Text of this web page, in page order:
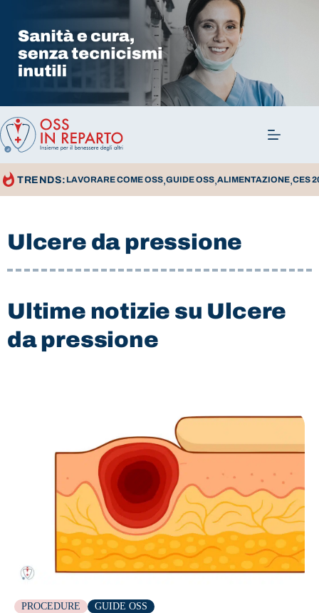
TRENDS: LAVORARE COME OSS,GUIDE OSS,ALIMENTAZIONE,CES
Ulcere da pressione
Ultime notizie su Ulcere
da pressione
PROCEDURE GUIDE OSS